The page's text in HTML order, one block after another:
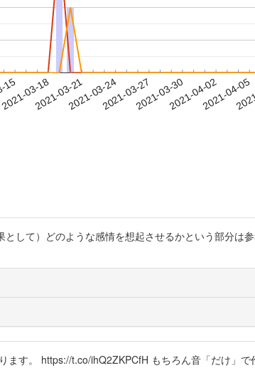
2021-03-182021-03-212021-03-242021-03-272021-03-302021-04-022021-04-05
して）どのような感情を想起させるかという部分は参
す。 https://t.co/ihQ2ZKPCfH もちろん音「だけ」